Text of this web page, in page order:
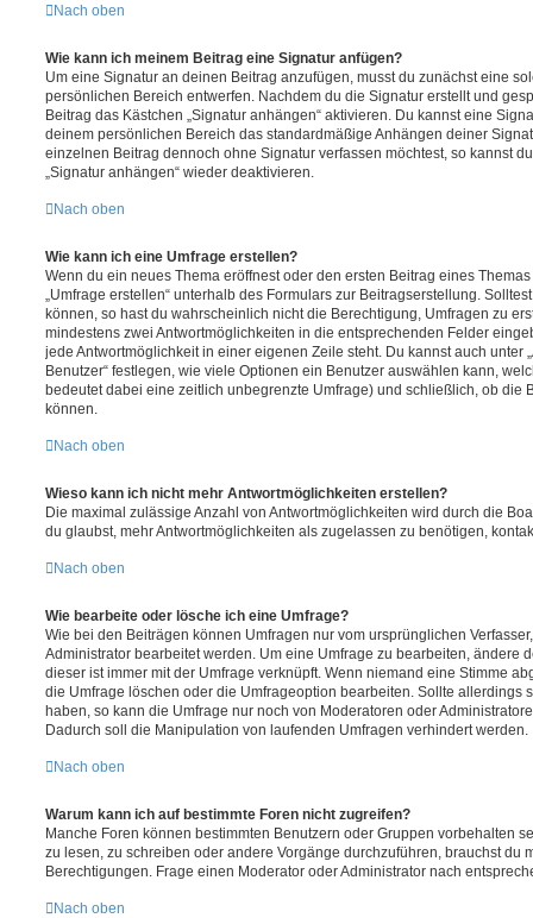
Nach oben
Wie kann ich meinem Beitrag eine Signatur anfügen?
Um eine Signatur an deinen Beitrag anzufügen, musst du zunächst eine
persönlichen Bereich entwerfen. Nachdem du die Signatur erstellt und
Beitrag das Kästchen „Signatur anhängen“ aktivieren. Du kannst eine
deinem persönlichen Bereich das standardmäßige Anhängen deiner
einzelnen Beitrag dennoch ohne Signatur verfassen möchtest, so kannst
„Signatur anhängen“ wieder deaktivieren.
Nach oben
Wie kann ich eine Umfrage erstellen?
Wenn du ein neues Thema eröffnest oder den ersten Beitrag eines
„Umfrage erstellen“ unterhalb des Formulars zur Beitragserstellung.
können, so hast du wahrscheinlich nicht die Berechtigung, Umfragen zu
mindestens zwei Antwortmöglichkeiten in die entsprechenden Felder
jede Antwortmöglichkeit in einer eigenen Zeile steht. Du kannst auch unter
Benutzer“ festlegen, wie viele Optionen ein Benutzer auswählen kann,
bedeutet dabei eine zeitlich unbegrenzte Umfrage) und schließlich, ob die
können.
Nach oben
Wieso kann ich nicht mehr Antwortmöglichkeiten erstellen?
Die maximal zulässige Anzahl von Antwortmöglichkeiten wird durch die
du glaubst, mehr Antwortmöglichkeiten als zugelassen zu benötigen,
Nach oben
Wie bearbeite oder lösche ich eine Umfrage?
Wie bei den Beiträgen können Umfragen nur vom ursprünglichen
Administrator bearbeitet werden. Um eine Umfrage zu bearbeiten, ändere
dieser ist immer mit der Umfrage verknüpft. Wenn niemand eine Stimme
die Umfrage löschen oder die Umfrageoption bearbeiten. Sollte allerdings
haben, so kann die Umfrage nur noch von Moderatoren oder
Dadurch soll die Manipulation von laufenden Umfragen verhindert werden.
Nach oben
Warum kann ich auf bestimmte Foren nicht zugreifen?
Manche Foren können bestimmten Benutzern oder Gruppen vorbehalten
zu lesen, zu schreiben oder andere Vorgänge durchzuführen, brauchst du
Berechtigungen. Frage einen Moderator oder Administrator nach
Nach oben